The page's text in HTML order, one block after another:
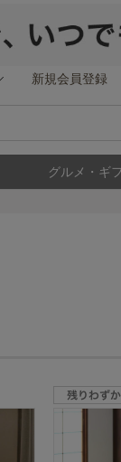
新規会員登録
グルメ・ギ